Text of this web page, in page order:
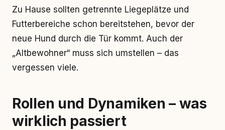
Zu Hause sollten getrennte Liegeplätze und
Futterbereiche schon bereitstehen, bevor der
neue Hund durch die Tür kommt. Auch der
„Altbewohner“ muss sich umstellen – das
vergessen viele.
Rollen und Dynamiken – was
wirklich passiert